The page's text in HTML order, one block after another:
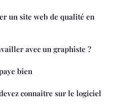
un site web de qualité en
avec un graphiste ?
bien
connaitre sur le logiciel